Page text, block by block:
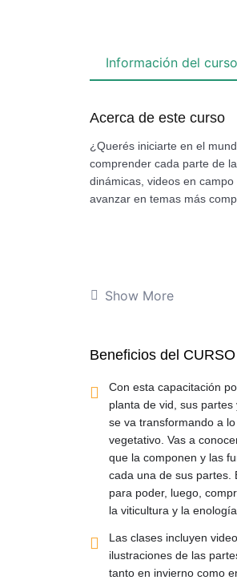
Información del curso
Acerca de este curso
¿Querés iniciarte en el
comprender cada parte de
dinámicas, videos en
avanzar en temas más
Show More
Beneficios del CURSO
Con esta capacitación
planta de vid, sus
se va transformando a
vegetativo. Vas a
que la componen y las
cada una de sus partes.
para poder, luego,
la viticultura y la enología.
Las clases incluyen
ilustraciones de las
tanto en invierno como